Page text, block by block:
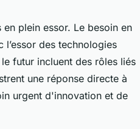
plein essor. Le besoin en
des technologies
futur incluent des rôles liés
une réponse directe à
urgent d'innovation et de